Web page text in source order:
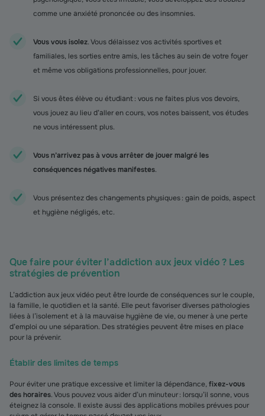
comme une anxiété prononcée ou des insomnies.
Vous vous isolez. Vous délaissez vos activités sportives et
familiales, les sorties entre amis, les tâches au sein de votre foyer
et même vos obligations professionnelles, pour jouer.
Si vous êtes élève ou étudiant : vous ne faites plus vos devoirs,
vous jouez au lieu d’aller en cours, vos notes baissent, vos études
ne vous intéressent plus.
Vous n’arrivez pas à vous arrêter de jouer malgré les
conséquences négatives manifestes.
Vous présentez des changements physiques : gain de poids, aspect
et hygiène négligés, etc.
Que faire pour éviter l’addiction aux jeux vidéo ? Les
stratégies de prévention
L’addiction aux jeux vidéo peut être lourde de conséquences sur le couple,
la famille, le quotidien et la santé. Elle peut favoriser diverses pathologies
liées à l’isolement et à la mauvaise hygiène de vie, ou mener à une perte
d’emploi ou une séparation. Des stratégies peuvent être mises en place
pour la prévenir.
Établir des limites de temps
Pour éviter une pratique excessive et limiter la dépendance, fixez-vous
des horaires. Vous pouvez vous aider d’un minuteur : lorsqu’il sonne, vous
éteignez la console. Il existe aussi des applications mobiles prévues pour